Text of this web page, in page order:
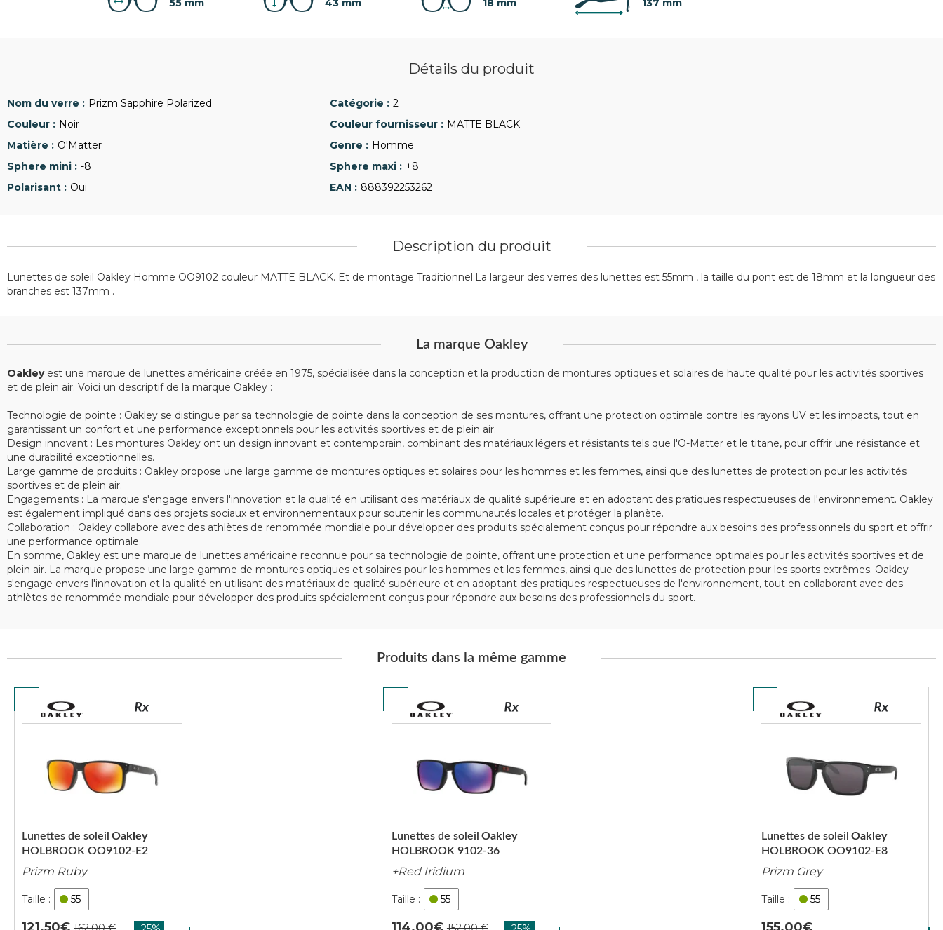
55 mm 43 mm 18 mm 137 mm
Détails du produit
Prizm Sapphire Polarized
2
Noir
MATTE BLACK
O'Matter
Homme
-8
+8
Oui
888392253262
Description du produit
Lunettes de soleil Oakley Homme OO9102 couleur MATTE BLACK. Et de montage Traditionnel.La largeur des verres des lunettes est 55mm , la taille du pont est de 18mm et la longueur des
branches est 137mm .
La marque Oakley
Oakleyest une marque de lunettes américaine créée en 1975, spécialisée dans la conception et la production de montures optiques et solaires de haute qualité pour les activités sportives
et de plein air. Voici un descriptif de la marque Oakley :
Technologie de pointe : Oakley se distingue par sa technologie de pointe dans la conception de ses montures, offrant une protection optimale contre les rayons UV et les impacts, tout en
garantissant un confort et une performance exceptionnels pour les activités sportives et de plein air.
Design innovant : Les montures Oakley ont un design innovant et contemporain, combinant des matériaux légers et résistants tels que l'O-Matter et le titane, pour offrir une résistance et
une durabilité exceptionnelles.
Large gamme de produits : Oakley propose une large gamme de montures optiques et solaires pour les hommes et les femmes, ainsi que des lunettes de protection pour les activités
sportives et de plein air.
Engagements : La marque s'engage envers l'innovation et la qualité en utilisant des matériaux de qualité supérieure et en adoptant des pratiques respectueuses de l'environnement. Oakley
est également impliqué dans des projets sociaux et environnementaux pour soutenir les communautés locales et protéger la planète.
Collaboration : Oakley collabore avec des athlètes de renommée mondiale pour développer des produits spécialement conçus pour répondre aux besoins des professionnels du sport et offrir
une performance optimale.
En somme, Oakley est une marque de lunettes américaine reconnue pour sa technologie de pointe, offrant une protection et une performance optimales pour les activités sportives et de
plein air. La marque propose une large gamme de montures optiques et solaires pour les hommes et les femmes, ainsi que des lunettes de protection pour les sports extrêmes. Oakley
s'engage envers l'innovation et la qualité en utilisant des matériaux de qualité supérieure et en adoptant des pratiques respectueuses de l'environnement, tout en collaborant avec des
athlètes de renommée mondiale pour développer des produits spécialement conçus pour répondre aux besoins des professionnels du sport.
Produits dans la même gamme
HOLBROOK OO9102-E2
Lunettes de soleil Oakley
Prizm Ruby
55
HOLBROOK 9102-36
Lunettes de soleil Oakley
+Red Iridium
55
HOLBROOK OO9102-E8
Lunettes de soleil Oakley
Prizm Grey
55